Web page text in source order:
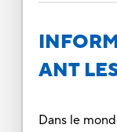
ANT
Dans le